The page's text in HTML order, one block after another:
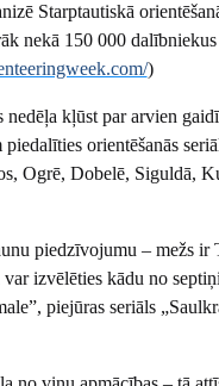
Starptautiskā
nekā 150 000
)
nedēļa kļūst par arvien
orientēšanās
Ogrē, Dobelē, Siguldā,
piedzīvojumu – mežs ir
izvēlēties kādu no
piejūras seriāls